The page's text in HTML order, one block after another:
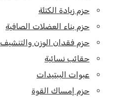
حزم زيادة الكتلة
حزم بناء العضلات الصافية
حزم فقدان الوزن والتنشيف
حقائب نسائية
عبوات الببتيدات
حزم إمساك القوة